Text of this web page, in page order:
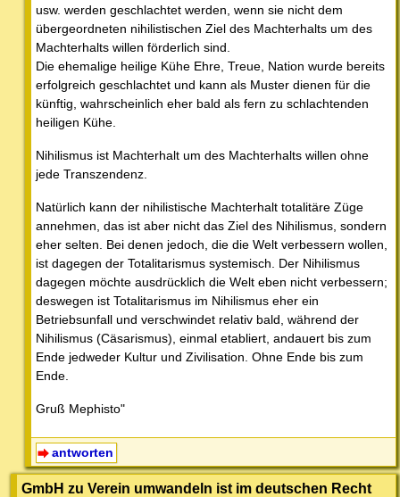
usw. werden geschlachtet werden, wenn sie nicht dem
übergeordneten nihilistischen Ziel des Machterhalts um des
Machterhalts willen förderlich sind.
Die ehemalige heilige Kühe Ehre, Treue, Nation wurde bereits
erfolgreich geschlachtet und kann als Muster dienen für die
künftig, wahrscheinlich eher bald als fern zu schlachtenden
heiligen Kühe.
Nihilismus ist Machterhalt um des Machterhalts willen ohne
jede Transzendenz.
Natürlich kann der nihilistische Machterhalt totalitäre Züge
annehmen, das ist aber nicht das Ziel des Nihilismus, sondern
eher selten. Bei denen jedoch, die die Welt verbessern wollen,
ist dagegen der Totalitarismus systemisch. Der Nihilismus
dagegen möchte ausdrücklich die Welt eben nicht verbessern;
deswegen ist Totalitarismus im Nihilismus eher ein
Betriebsunfall und verschwindet relativ bald, während der
Nihilismus (Cäsarismus), einmal etabliert, andauert bis zum
Ende jedweder Kultur und Zivilisation. Ohne Ende bis zum
Ende.
Gruß Mephisto"
antworten
GmbH zu Verein umwandeln ist im deutschen Recht